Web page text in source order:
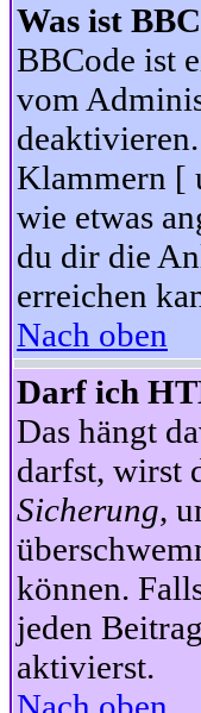
Was ist
BBCode ist
vom
Klammern [
wie etwas
du dir die
erreichen
Nach oben
Darf ich
Das hängt
darfst, wirst
Sicherung,
können.
jeden
aktivierst.